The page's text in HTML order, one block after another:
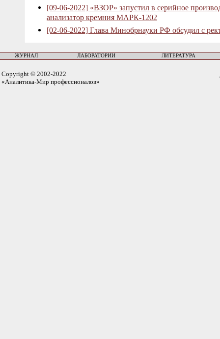
[09-06-2022] «ВЗОР» запустил в серийное
анализатор кремния МАРК-1202
[02-06-2022] Глава Минобрнауки РФ обсудил с
ЖУРНАЛ ЛАБОРАТОРИИ ЛИТЕРАТУРА
Copyright © 2002-2022
«Аналитика-Мир профессионалов»